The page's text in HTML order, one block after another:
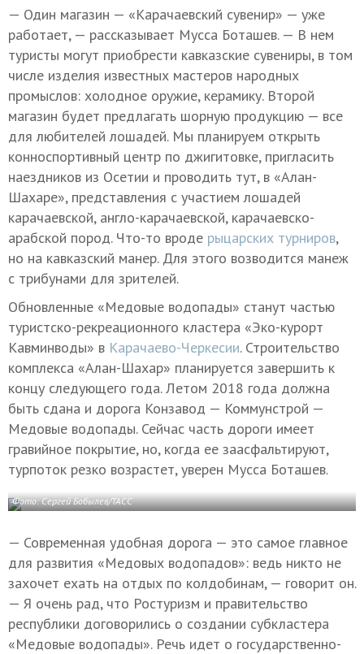
— Один магазин — «Карачаевский сувенир» — уже
работает, — рассказывает Мусса Боташев. — В нем
туристы могут приобрести кавказские сувениры, в том
числе изделия известных мастеров народных
промыслов: холодное оружие, керамику. Второй
магазин будет предлагать шорную продукцию — все
для любителей лошадей. Мы планируем открыть
конноспортивный центр по джигитовке, пригласить
наездников из Осетии и проводить тут, в «Алан-
Шахаре», представления с участием лошадей
карачаевской, англо-карачаевской, карачаевско-
арабской пород. Что-то вроде рыцарских турниров,
но на кавказский манер. Для этого возводится манеж
с трибунами для зрителей.
Обновленные «Медовые водопады» станут частью
туристско-рекреационного кластера «Эко-курорт
Кавминводы» в Карачаево-Черкесии. Строительство
комплекса «Алан-Шахар» планируется завершить к
концу следующего года. Летом 2018 года должна
быть сдана и дорога Конзавод — Коммунстрой —
Медовые водопады. Сейчас часть дороги имеет
гравийное покрытие, но, когда ее заасфальтируют,
турпоток резко возрастет, уверен Мусса Боташев.
Фото:Сергей Бобылев/ТАСС
— Современная удобная дорога — это самое главное
для развития «Медовых водопадов»: ведь никто не
захочет ехать на отдых по колдобинам, — говорит он.
— Я очень рад, что Ростуризм и правительство
республики договорились о создании субкластера
«Медовые водопады». Речь идет о государственно-